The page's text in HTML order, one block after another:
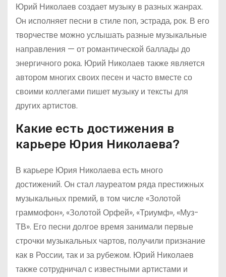
Юрий Николаев создает музыку в разных жанрах.
Он исполняет песни в стиле поп, эстрада, рок. В его
творчестве можно услышать разные музыкальные
направления — от романтической баллады до
энергичного рока. Юрий Николаев также является
автором многих своих песен и часто вместе со
своими коллегами пишет музыку и тексты для
других артистов.
Какие есть достижения в
карьере Юрия Николаева?
В карьере Юрия Николаева есть много
достижений. Он стал лауреатом ряда престижных
музыкальных премий, в том числе «Золотой
граммофон», «Золотой Орфей», «Триумф», «Муз-
ТВ». Его песни долгое время занимали первые
строчки музыкальных чартов, получили признание
как в России, так и за рубежом. Юрий Николаев
также сотрудничал с известными артистами и